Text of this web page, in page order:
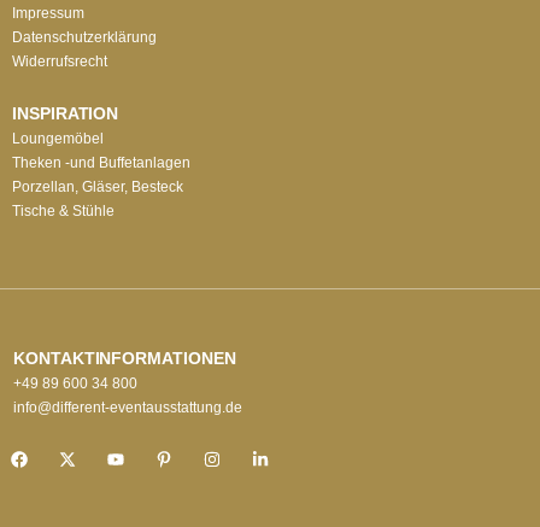
Impressum
Datenschutzerklärung
Widerrufsrecht
INSPIRATION
Loungemöbel
Theken -und Buffetanlagen
Porzellan, Gläser, Besteck
Tische & Stühle
KONTAKTINFORMATIONEN
+49 89 600 34 800
info@different-eventausstattung.de